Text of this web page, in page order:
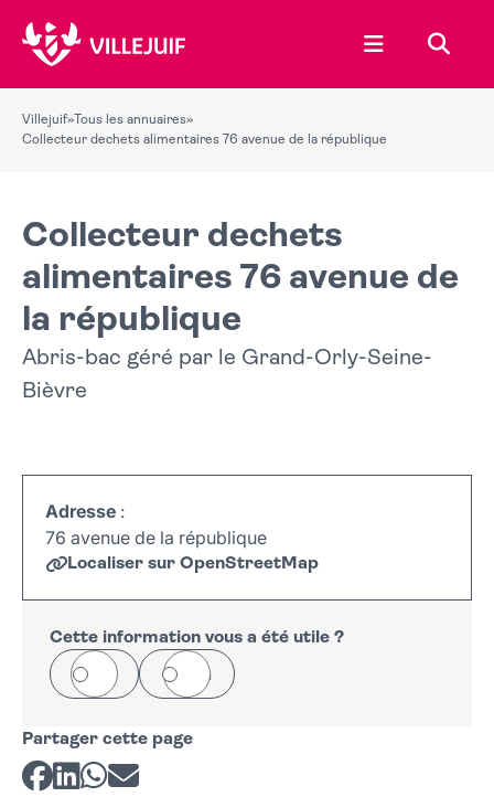
Ouvrir le
Villejuif» Tous les annuaires»
Collecteur dechets alimentaires 76 avenue de la république
Collecteur dechets
alimentaires 76 avenue de
la république
Abris-bac géré par le Grand-Orly-Seine-
Bièvre
Adresse :
76 avenue de la république
Localiser sur OpenStreetMap
+
−
Leaflet
Cette information vous a été utile ?
Oui Non
Partager cette page
Partager sur Facebook
Partager sur LinkedIn
Partager sur Whatsapp
Partager par courriel